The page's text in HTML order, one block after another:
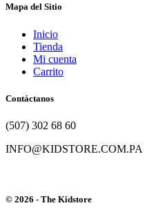
Mapa del Sitio
Inicio
Tienda
Mi cuenta
Carrito
Contáctanos
(507) 302 68 60
INFO@KIDSTORE.COM.PA
© 2026 - The Kidstore